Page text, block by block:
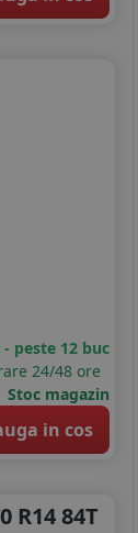
peste 12 buc
24/48 ore
Stoc magazin
in cos
R14 84T